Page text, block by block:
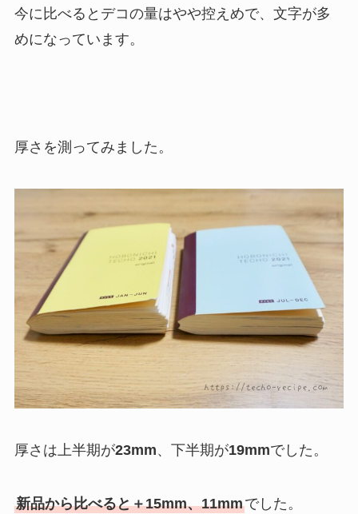
今に比べるとデコの量はやや控えめで、文字が多
めになっています。
厚さを測ってみました。
厚さは上半期が23mm、下半期が19mmでした。
新品から比べると＋15mm、11mmでした。